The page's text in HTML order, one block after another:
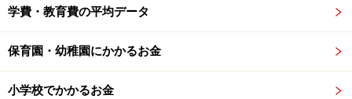
たとえば、「英語で苦労しないで欲しい」「小学受験が
少しでも楽になるように、早めに基礎学力をつけておき
学費・教育費の平均データ
保育園・幼稚園にかかるお金
小学校でかかるお金